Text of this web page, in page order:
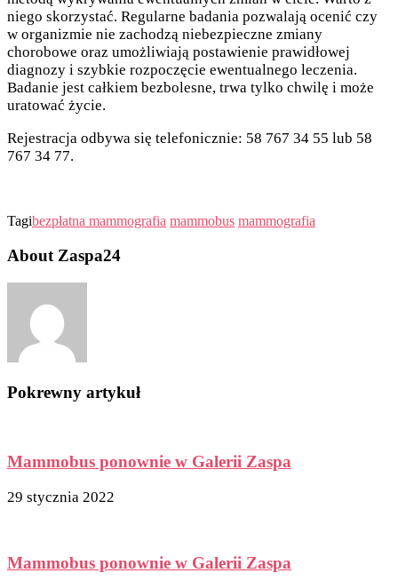
niego skorzystać. Regularne badania pozwalają ocenić czy
w organizmie nie zachodzą niebezpieczne zmiany
chorobowe oraz umożliwiają postawienie prawidłowej
diagnozy i szybkie rozpoczęcie ewentualnego leczenia.
Badanie jest całkiem bezbolesne, trwa tylko chwilę i może
uratować życie.
Rejestracja odbywa się telefonicznie: 58 767 34 55 lub 58
767 34 77.
Tagibezpłatna mammografia mammobus mammografia
About Zaspa24
Pokrewny artykuł
Mammobus ponownie w Galerii Zaspa
29 stycznia 2022
Mammobus ponownie w Galerii Zaspa